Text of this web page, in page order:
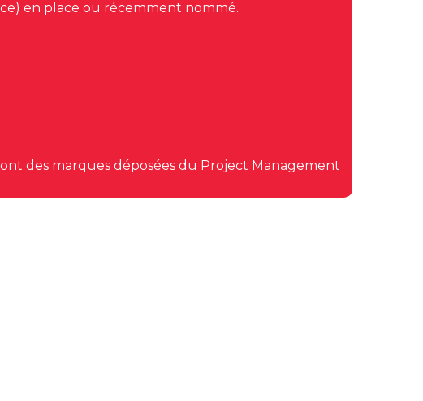
en place ou récemment nommé.
des marques déposées du Project Management